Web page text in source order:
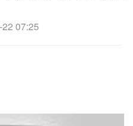
07:25